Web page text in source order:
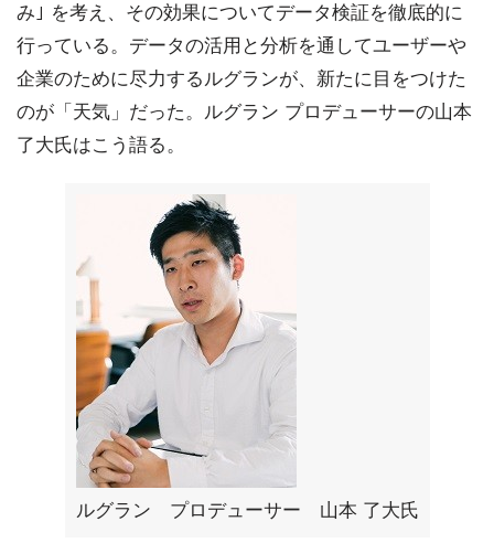
み｣ を考え、その効果についてデータ検証を徹底的に
行っている。データの活用と分析を通してユーザーや
企業のために尽力するルグランが、新たに目をつけた
のが「天気」だった。ルグラン プロデューサーの山本
了大氏はこう語る。
ルグラン プロデューサー 山本 了大氏